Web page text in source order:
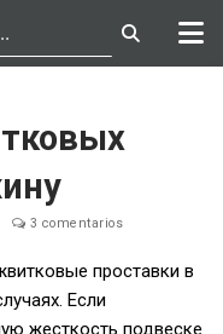
3 comentarios
проставки в
Если
жесткость подвеске